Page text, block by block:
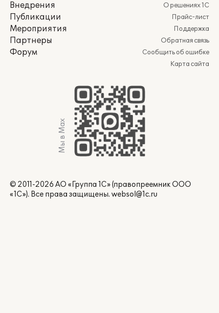
Внедрения
Публикации
Мероприятия
Партнеры
Форум
О решениях 1С
Прайс-лист
Поддержка
Обратная связь
Сообщить об ошибке
Карта сайта
Мы в Max
© 2011-2026 АО «Группа 1С» (правопреемник ООО
«1С»). Все права защищены. websol@1c.ru